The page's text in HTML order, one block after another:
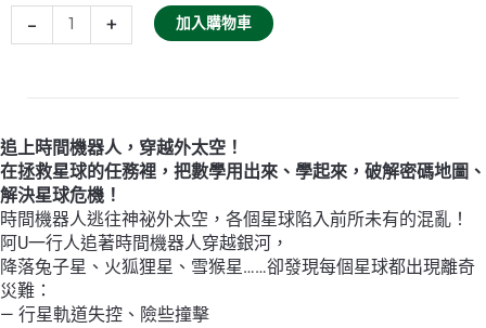
-
生
的
漫
畫
數
學
4：
勇
闖
+ 加入購物車
追上時間機器人，穿越外太空！
在拯救星球的任務裡，把數學用出來、學起來，破解密碼地圖、
解決星球危機！
時間機器人逃往神祕外太空，各個星球陷入前所未有的混亂！
阿U一行人追著時間機器人穿越銀河，
降落兔子星、火狐狸星、雪猴星……卻發現每個星球都出現離奇
災難：
— 行星軌道失控、險些撞擊